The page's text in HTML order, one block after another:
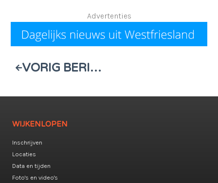
Advertenties
VORIG BERICHT
WIJKENLOPEN
Inschrijven
Locaties
Data en tijden
Foto's en video's